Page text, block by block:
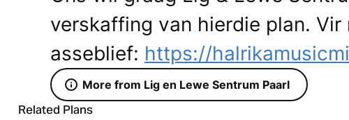
verskaffing van hierdie plan.
asseblief: https://
More from Lig en Lewe Sentrum Paarl
Related Plans